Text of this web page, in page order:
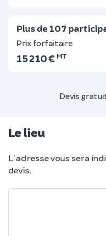
Plus de 107
Prix forfaitaire
15 210 € HT
Devis
Le lieu
L'adresse vous sera
devis.